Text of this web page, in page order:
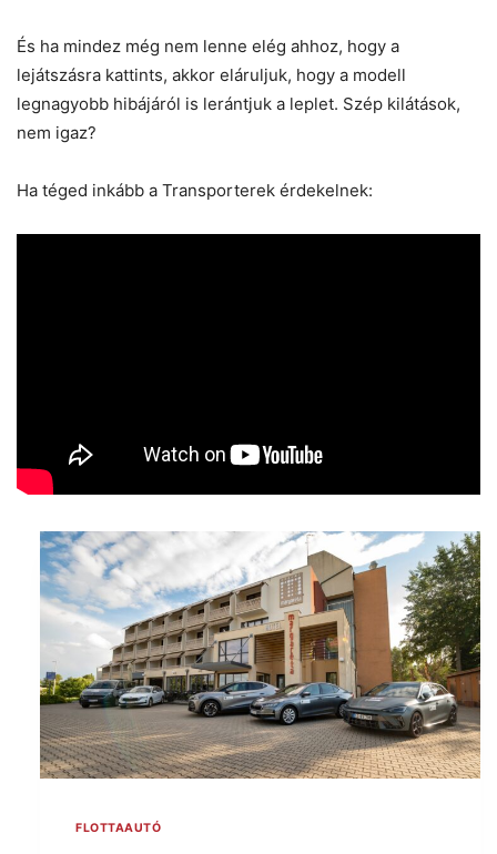
És ha mindez még nem lenne elég ahhoz, hogy a
lejátszásra kattints, akkor eláruljuk, hogy a modell
legnagyobb hibájáról is lerántjuk a leplet. Szép kilátások,
nem igaz?
Ha téged inkább a Transporterek érdekelnek:
FLOTTAAUTÓ